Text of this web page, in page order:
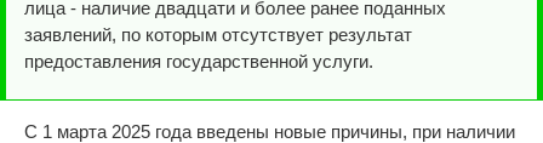
лица - наличие двадцати и более ранее поданных
заявлений, по которым отсутствует результат
предоставления государственной услуги.
С 1 марта 2025 года введены новые причины, при наличии